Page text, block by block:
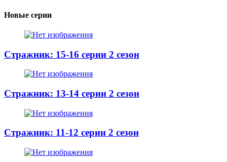
Новые серии
Стражник: 15-16 серии 2 сезон
Стражник: 13-14 серии 2 сезон
Стражник: 11-12 серии 2 сезон